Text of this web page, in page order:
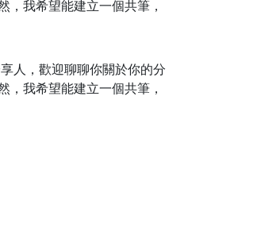
我希望能建立一個共筆，
人，歡迎聊聊你關於你的分
我希望能建立一個共筆，